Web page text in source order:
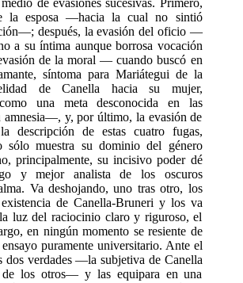
de evasiones sucesivas. Primero,
la esposa —hacia la cual no sintió
después, la evasión del oficio —
a su íntima aunque borrosa vocación
de la moral — cuando buscó en
síntoma para Mariátegui de la
de Canella hacia su mujer,
una meta desconocida en las
amnesia—, y, por último, la evasión de
descripción de estas cuatro fugas,
sólo muestra su dominio del género
principalmente, su incisivo poder dé
y mejor analista de los oscuros
Va deshojando, uno tras otro, los
de Canella-Bruneri y los va
luz del raciocinio claro y riguroso, el
en ningún momento se resiente de
puramente universitario. Ante el
dos verdades —la subjetiva de Canella
los otros— y las equipara en una